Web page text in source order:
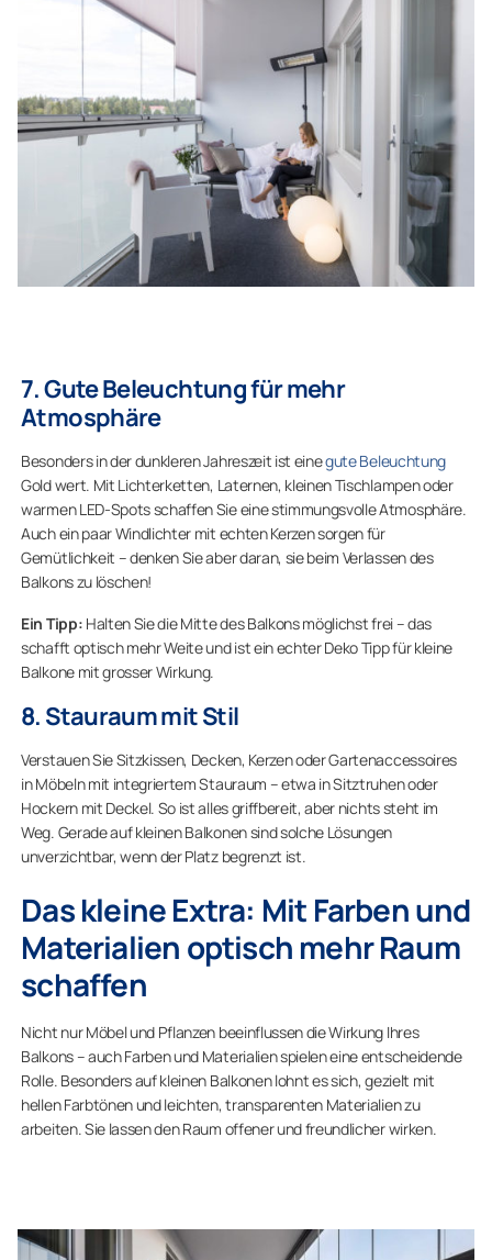
7. Gute Beleuchtung für mehr
Atmosphäre
Besonders in der dunkleren Jahreszeit ist einegute Beleuchtung
Gold wert. Mit Lichterketten, Laternen, kleinen Tischlampen oder
warmen LED-Spots schaffen Sie eine stimmungsvolle Atmosphäre.
Auch ein paar Windlichter mit echten Kerzen sorgen für
Gemütlichkeit – denken Sie aber daran, sie beim Verlassen des
Balkons zu löschen!
Ein Tipp: Halten Sie die Mitte des Balkons möglichst frei – das
schafft optisch mehr Weite und ist ein echter Deko Tipp für kleine
Balkone mit grosser Wirkung.
8. Stauraum mit Stil
Verstauen Sie Sitzkissen, Decken, Kerzen oder Gartenaccessoires
in Möbeln mit integriertem Stauraum – etwa in Sitztruhen oder
Hockern mit Deckel. So ist alles griffbereit, aber nichts steht im
Weg. Gerade auf kleinen Balkonen sind solche Lösungen
unverzichtbar, wenn der Platz begrenzt ist.
Das kleine Extra: Mit Farben und
Materialien optisch mehr Raum
schaffen
Nicht nur Möbel und Pflanzen beeinflussen die Wirkung Ihres
Balkons – auch Farben und Materialien spielen eine entscheidende
Rolle. Besonders auf kleinen Balkonen lohnt es sich, gezielt mit
hellen Farbtönen und leichten, transparenten Materialien zu
arbeiten. Sie lassen den Raum offener und freundlicher wirken.